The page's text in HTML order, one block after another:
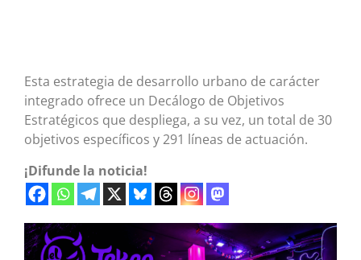
Esta estrategia de desarrollo urbano de carácter
integrado ofrece un Decálogo de Objetivos
Estratégicos que despliega, a su vez, un total de 30
objetivos específicos y 291 líneas de actuación.
¡Difunde la noticia!